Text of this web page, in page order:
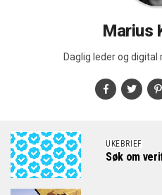
Marius
Daglig leder og digital
UKEBRIEF
Søk om